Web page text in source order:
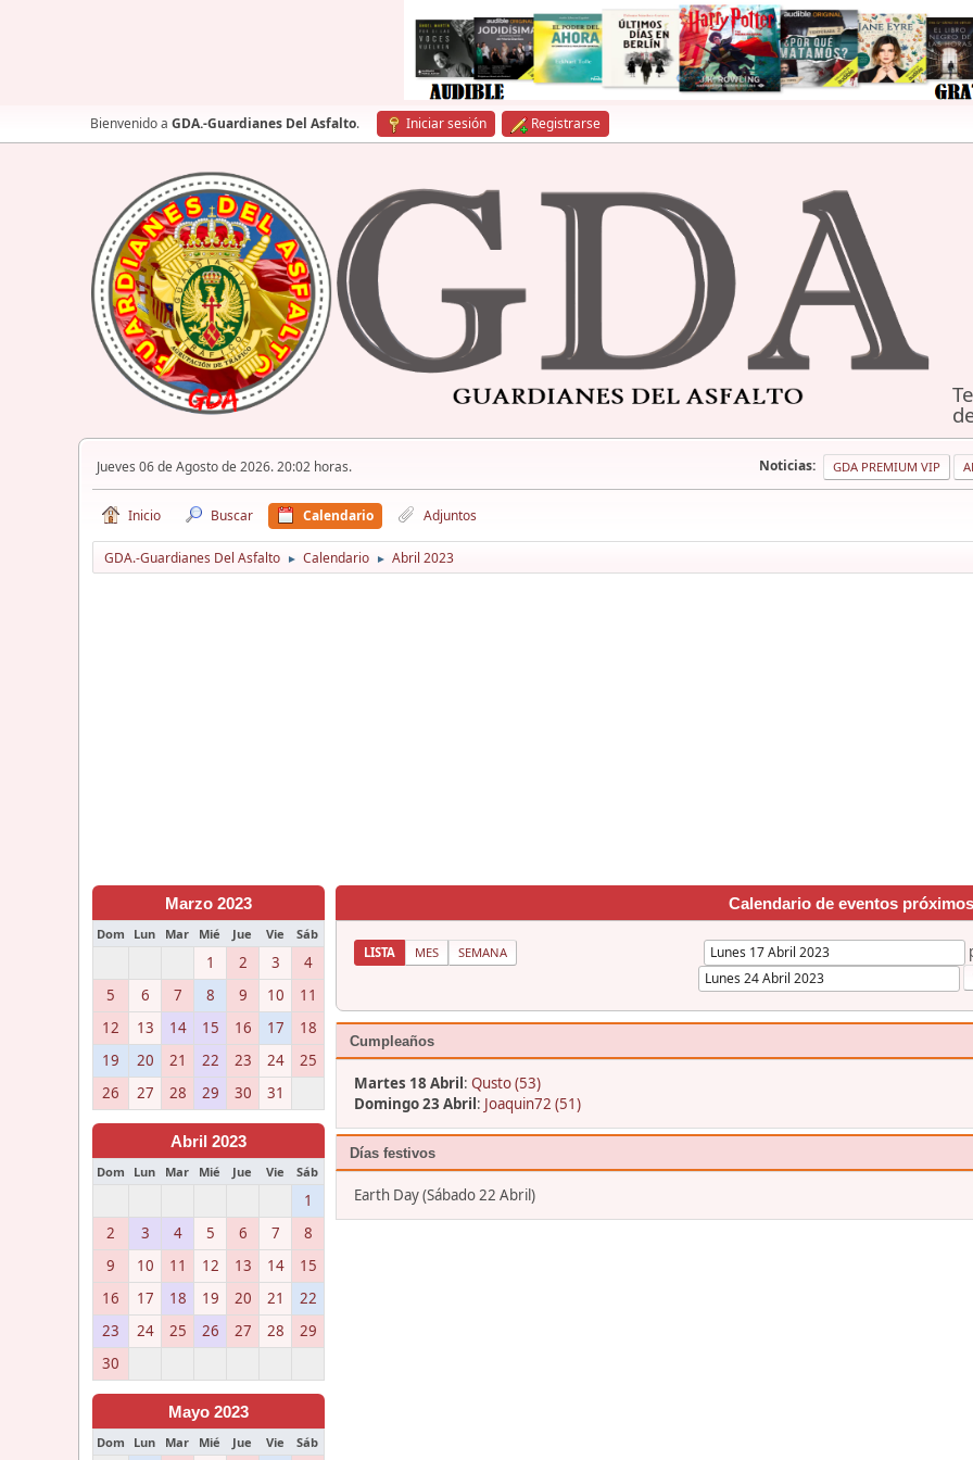
Bienvenido a GDA.-Guardianes Del Asfalto. Iniciar sesión Registrarse
Jueves 06 de Agosto de 2026. 20:02 horas. Noticias: GDA PREMIUM VIP
Inicio Buscar Calendario Adjuntos
GDA.-Guardianes Del Asfalto ► Calendario ► Abril 2023
Marzo 2023
Dom Lun Mar Mié Jue Vie Sáb
1 2 3
4
5
6 7 8 9 10
11
12
13 14 15 16 17
18
19
20 21 22 23 24
25
26
27 28 29 30 31
Abril 2023
Dom Lun Mar Mié Jue Vie Sáb
1
2
3 4 5 6 7
8
9
10 11 12 13 14
15
16
17 18 19 20 21
22
23
24 25 26 27 28
29
30
Mayo 2023
Dom Lun Mar Mié Jue Vie Sáb
Calendario de eventos próximos
LISTA MES SEMANA
Cumpleaños
Martes 18 Abril: Qusto (53)
Domingo 23 Abril: Joaquin72 (51)
Días festivos
Earth Day (Sábado 22 Abril)